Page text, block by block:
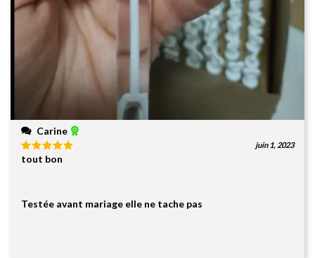
Carine
Note5sur
juin 1, 2023
tout bon
Testée avant mariage elle ne tache pas